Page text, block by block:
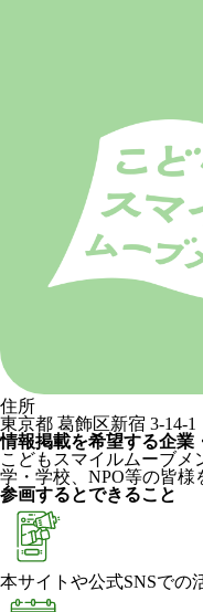
住所
東京都 葛飾区新宿 3-14-1
情報掲載を希望する企業
こどもスマイルムーブメ
学・学校、NPO等の皆様
参画するとできること
本サイトや公式SNSでの